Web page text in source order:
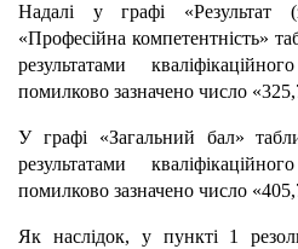
Надалі у графі «Результат
«Професійна компетентність»
результатами
помилково зазначено число
У графі «Загальний бал»
результатами
помилково зазначено число
Як наслідок, у пункті 1